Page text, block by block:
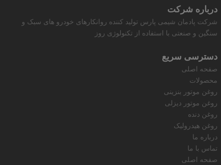
درباره شرکت
شرکت پادمان شیمی پارس تولید کننده روانکارهای خودرو های سبک و
سنگین و صنعتی با استفاده از تکنولوژی روز
دسترسی سریع
صفحه اصلی
محصولات
روغن موتور بنزینی
روغن موتور دیزلی
روغن دنده
روغن هیدرولیک
درباره ما
تماس با ما
صفحه اصلی